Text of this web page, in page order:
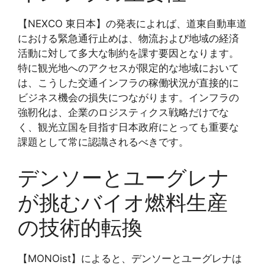
【NEXCO 東日本】の発表によれば、道東自動車道
における緊急通行止めは、物流および地域の経済
活動に対して多大な制約を課す要因となります。
特に観光地へのアクセスが限定的な地域において
は、こうした交通インフラの稼働状況が直接的に
ビジネス機会の損失につながります。インフラの
強靭化は、企業のロジスティクス戦略だけでな
く、観光立国を目指す日本政府にとっても重要な
課題として常に認識されるべきです。
デンソーとユーグレナ
が挑むバイオ燃料生産
の技術的転換
【MONOist】によると、デンソーとユーグレナは